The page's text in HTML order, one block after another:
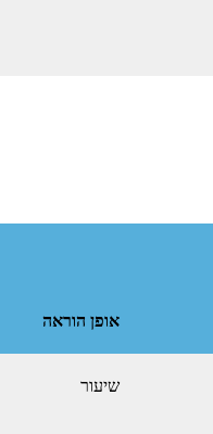
אופן הוראה
שיעור